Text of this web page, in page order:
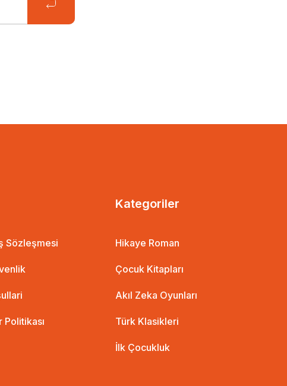
Sözleşmesi
Kategoriler
Hikaye Roman
Çocuk Kitapları
Akıl Zeka Oyunları
Türk Klasikleri
İlk Çocukluk